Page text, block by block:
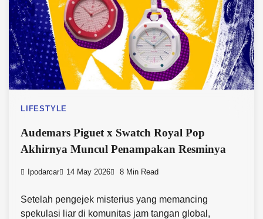
LIFESTYLE
Audemars Piguet x Swatch Royal Pop
Akhirnya Muncul Penampakan Resminya
Ipodarcar 14 May 2026 8 Min Read
Setelah pengejek misterius yang memancing
spekulasi liar di komunitas jam tangan global,